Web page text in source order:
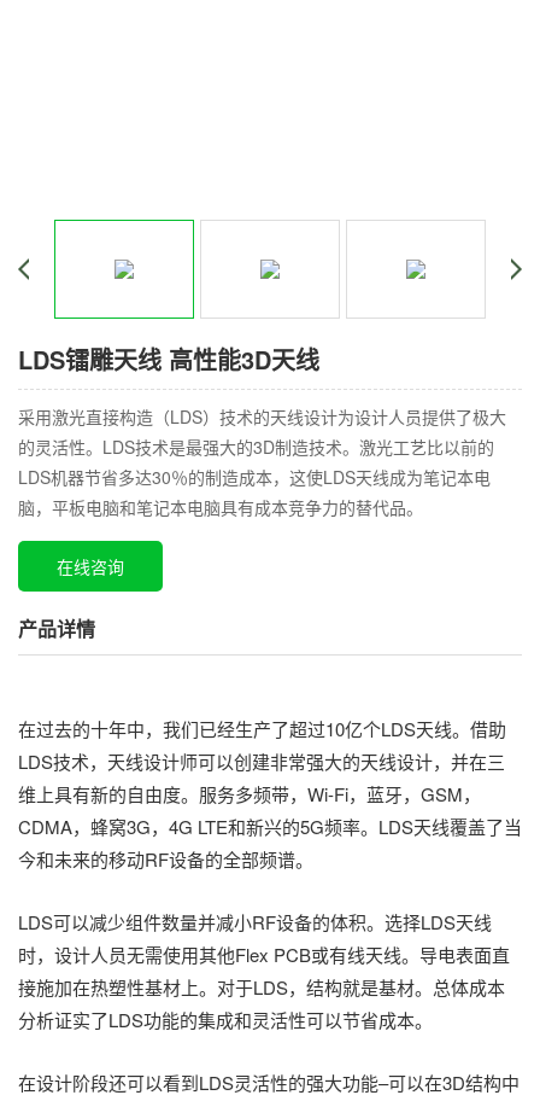
LDS镭雕天线 高性能3D天线
采用激光直接构造（LDS）技术的天线设计为设计人员提供了极大
的灵活性。LDS技术是最强大的3D制造技术。激光工艺比以前的
LDS机器节省多达30％的制造成本，这使LDS天线成为笔记本电
脑，平板电脑和笔记本电脑具有成本竞争力的替代品。
在线咨询
产品详情
在过去的十年中，我们已经生产了超过10亿个LDS天线。借助
LDS技术，天线设计师可以创建非常强大的天线设计，并在三
维上具有新的自由度。服务多频带，Wi-Fi，蓝牙，GSM，
CDMA，蜂窝3G，4G LTE和新兴的5G频率。LDS天线覆盖了当
今和未来的移动RF设备的全部频谱。
LDS可以减少组件数量并减小RF设备的体积。选择LDS天线
时，设计人员无需使用其他Flex PCB或有线天线。导电表面直
接施加在热塑性基材上。对于LDS，结构就是基材。总体成本
分析证实了LDS功能的集成和灵活性可以节省成本。
在设计阶段还可以看到LDS灵活性的强大功能–可以在3D结构中